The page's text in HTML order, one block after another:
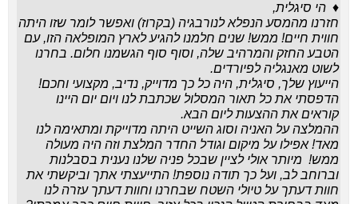
♦ הי סיגלית,
חזרנו מהמסע הנפלא לנורבגיה(בקרוז)ואפשר לומר שזו היתה
חווית חיים! ממש! שנים חלמנו להגיע לארץ המופלאה הזו, עם
הטבע החזק והמרהיב שלה, וסוף סוף הגשמנו חלום. בחרנו
לשוט מאנגליה לפיורדים.
הייעוץ שלך, סיגלית, היה כל כך מדוייק, נדיב, מקצועי וחכם!
הדפסתי את כל תאור המסלול שכתבת לנו ויום יום היינו
קוראים את ההצעות ליום הבא.
ההמלצה על האניה וסוג השייט היתה מדוייקת ומתאימה לנו
מאד! אפילו על מיקום וגודל החדר המלצת וזה היה מעולה
ממש! מיותר אולי לציין שבכל פניה שלנו נענית בסבלנות
וברוחב לב, ועל כך תודה נוספת! התייעצתי אתך וביקשתי את
חוות דעתך על טיולי השטח שבחרנו וחוות דעתך עזרה לנו